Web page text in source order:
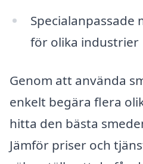
för olika industrier
Genom att använda
enkelt begära flera
hitta den bästa
Jämför priser och